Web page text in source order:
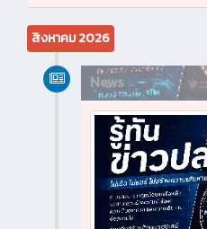
สิงหาคม 2026
News